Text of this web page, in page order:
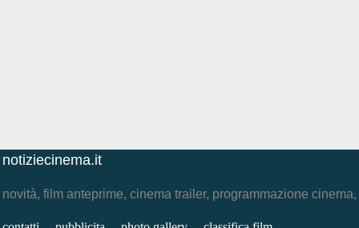
notiziecinema.it
novità, film anteprime, cinema trailer, programmazione